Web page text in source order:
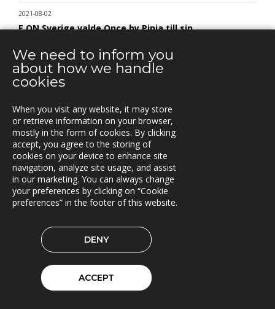
2021-08-02
E.ON Sverige valde Once by Pinja till sin
2021-06-07
Fraktkedjan AB har driftsatt TRACS Flow
2021-05-18
Beläggningssystem till Statens vegvesen
2021-04-12
Bergkvist siljan i insjön inför C-Load
2021-04-06
C-Load - utökat stöd för hållbara transporter
TRACS Flow i drift hos Söderhamns LBC
2021-03-15
Kunderna nöjda med Triona
We need to inform you
about how we handle
cookies
When you visit any website, it may store
or retrieve information on your browser,
mostly in the form of cookies. By clicking
accept, you agree to the storing of
cookies on your device to enhance site
navigation, analyze site usage, and assist
in our marketing. You can always change
your preferences by clicking on “Cookie
preferences” in the footer of this website.
DENY
ACCEPT